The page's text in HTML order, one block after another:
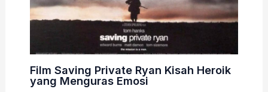
Film Saving Private Ryan Kisah Heroik
yang Menguras Emosi